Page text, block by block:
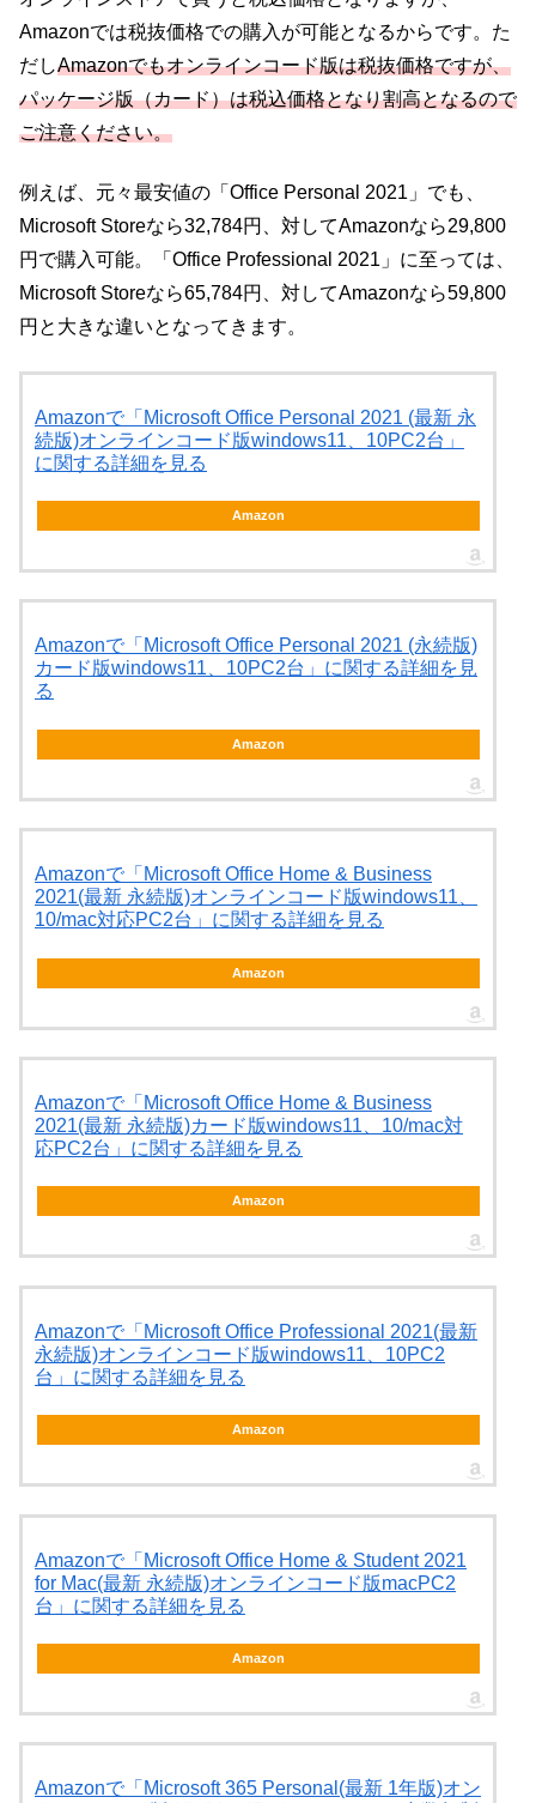
Amazonでは税抜価格での購入が可能となるからです。た
だしAmazonでもオンラインコード版は税抜価格ですが、
パッケージ版（カード）は税込価格となり割高となるので
ご注意ください。
例えば、元々最安値の「Office Personal 2021」でも、
Microsoft Storeなら32,784円、対してAmazonなら29,800
円で購入可能。「Office Professional 2021」に至っては、
Microsoft Storeなら65,784円、対してAmazonなら59,800
円と大きな違いとなってきます。
Amazonで「Microsoft Office Personal 2021 (最新 永
続版)オンラインコード版windows11、10PC2台」
に関する詳細を見る
Amazon
Amazonで「Microsoft Office Personal 2021 (永続版)
カード版windows11、10PC2台」に関する詳細を見
る
Amazon
Amazonで「Microsoft Office Home & Business
2021(最新 永続版)オンラインコード版windows11、
10/mac対応PC2台」に関する詳細を見る
Amazon
Amazonで「Microsoft Office Home & Business
2021(最新 永続版)カード版windows11、10/mac対
応PC2台」に関する詳細を見る
Amazon
Amazonで「Microsoft Office Professional 2021(最新
永続版)オンラインコード版windows11、10PC2
台」に関する詳細を見る
Amazon
Amazonで「Microsoft Office Home & Student 2021
for Mac(最新 永続版)オンラインコード版macPC2
台」に関する詳細を見る
Amazon
Amazonで「Microsoft 365 Personal(最新 1年版)オン